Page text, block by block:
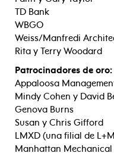
TD Bank
WBGO
Weiss/Manfredi
Rita y Terry Woodard
Patrocinadores de oro:
Appaloosa
Mindy Cohen y David
Genova Burns
Susan y Chris Gifford
LMXD (una filial de
Manhattan